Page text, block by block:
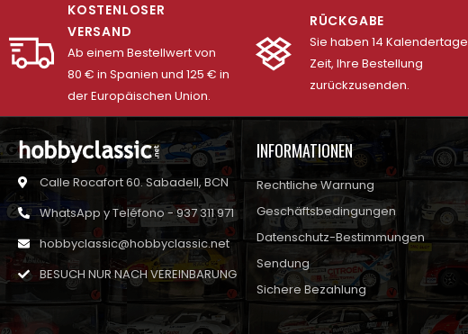
KOSTENLOSER
VERSAND
Ab einem Bestellwert von
80 € in Spanien und 125 € in
der Europäischen Union.
RÜCKGABE
Sie haben 14 Kalendertage
Zeit, Ihre Bestellung
zurückzusenden.
Calle Rocafort 60. Sabadell, BCN
WhatsApp y Teléfono - 937 311 971
hobbyclassic@hobbyclassic.net
BESUCH NUR NACH VEREINBARUNG
INFORMATIONEN
Rechtliche Warnung
Geschäftsbedingungen
Datenschutz-Bestimmungen
Sendung
Sichere Bezahlung